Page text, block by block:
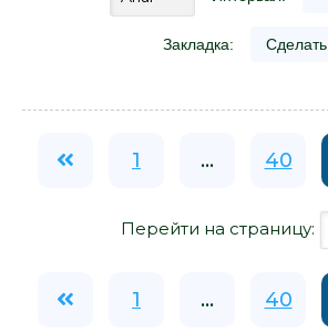
Закладка: Сделать
1 ... 40
Перейти на страницу:
1 ... 40